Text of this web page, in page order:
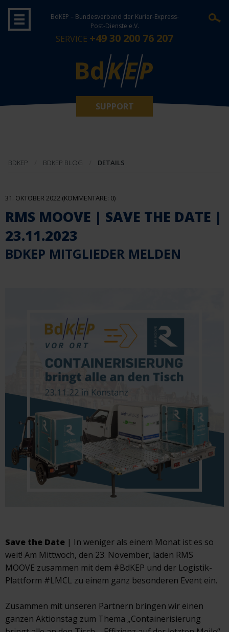
BdKEP – Bundesverband der Kurier-Express-
Post-Dienste e.V.
SERVICE +49 30 200 76 207
SUPPORT
BDKEP BDKEP BLOG DETAILS
31. OKTOBER 2022 (KOMMENTARE: 0)
RMS MOOVE | SAVE THE DATE |
23.11.2023
BDKEP MITGLIEDER MELDEN
Save the Date | In weniger als einem Monat ist es so
weit! Am Mittwoch, den 23. November, laden RMS
MOOVE zusammen mit dem #BdKEP und der Logistik-
Plattform #LMCL zu einem ganz besonderen Event ein.
Zusammen mit unseren Partnern bringen wir einen
ganzen Aktionstag zum Thema „Containerisierung